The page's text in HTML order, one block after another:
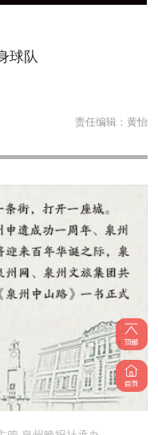
球队
责任编辑： 黄怡